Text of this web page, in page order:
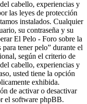
cabello, experiencias y
las leyes de protección
instalados. Cualquier
su contraseña y su
El Pelo - Foro sobre la
tener pelo” durante el
según el criterio de
cabello, experiencias y
usted tiene la opción
exhibida.
de activar o desactivar
el software phpBB.